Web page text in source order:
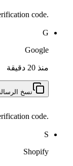
code.
G
Google
منذ 20 دقيقة
نسخ
code.
S
Shopify